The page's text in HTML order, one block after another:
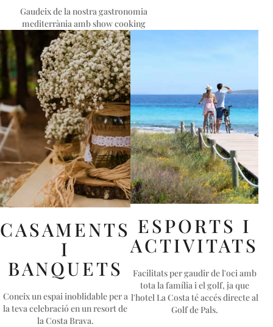
Gaudeix de la nostra gastronomia
mediterrània amb show cooking
CASAMENTS
I
BANQUETS
Coneix un espai inoblidable per a
la teva celebració en un resort de
la Costa Brava.
ESPORTS I
ACTIVITATS
Facilitats per gaudir de l'oci amb
tota la família i el golf, ja que
l'hotel La Costa té accés directe al
Golf de Pals.